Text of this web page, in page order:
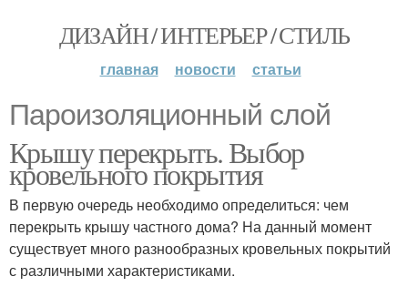
ДИЗАЙН / ИНТЕРЬЕР / СТИЛЬ
главная новости статьи
Пароизоляционный слой
Крышу перекрыть. Выбор
кровельного покрытия
В первую очередь необходимо определиться: чем
перекрыть крышу частного дома? На данный момент
существует много разнообразных кровельных покрытий
с различными характеристиками.